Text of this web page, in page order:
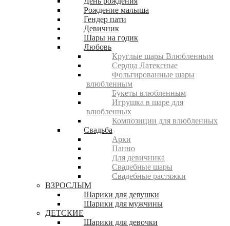
Рождение малыша
Гендер пати
Девичник
Шары на годик
Любовь
Круглые шары Влюбленным
Сердца Латексные
Фольгированные шары
влюбленным
Букеты влюбленным
Игрушка в шаре для
влюбленных
Композиции для влюбленных
Свадьба
Арки
Панно
Для девичника
Свадебные шары
Свадебные растяжки
ВЗРОСЛЫМ
Шарики для девушки
Шарики для мужчины
ДЕТСКИЕ
Шарики для девочки